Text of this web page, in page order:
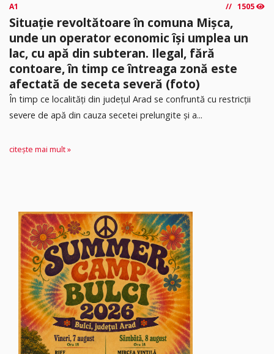
A1 1505
Situație revoltătoare în comuna Mișca,
unde un operator economic își umplea un
lac, cu apă din subteran. Ilegal, fără
contoare, în timp ce întreaga zonă este
afectată de seceta severă (foto)
În timp ce localități din județul Arad se confruntă cu restricții
severe de apă din cauza secetei prelungite și a...
citește mai mult »